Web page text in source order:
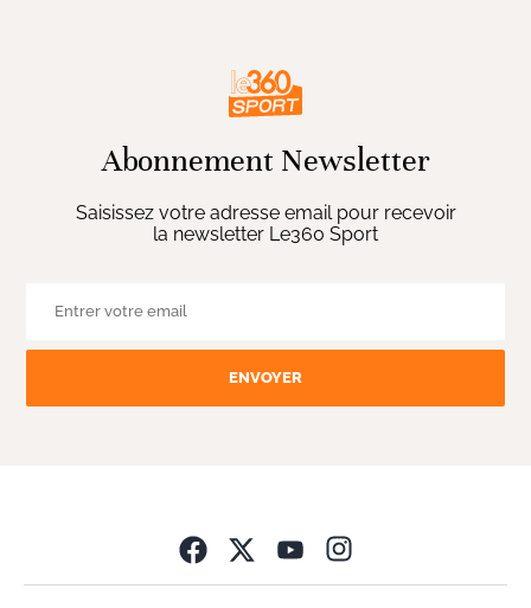
Abonnement Newsletter
Saisissez votre adresse email pour recevoir
la newsletter Le360 Sport
ENVOYER